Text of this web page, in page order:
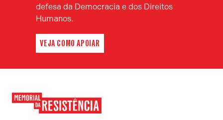
defesa da Democracia e dos Direitos
Humanos.
VEJA COMO APOIAR